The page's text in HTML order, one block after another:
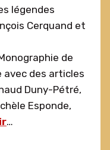
légendes
Cerquand et
de
avec des articles
Duny-Pétré,
Esponde,
…